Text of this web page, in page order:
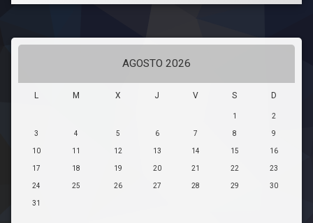
contraseña
continuación:
AGOSTO 2026
L M X J V S D
1 2
3 4 5 6 7 8 9
10 11 12 13 14 15 16
17 18 19 20 21 22 23
24 25 26 27 28 29 30
31